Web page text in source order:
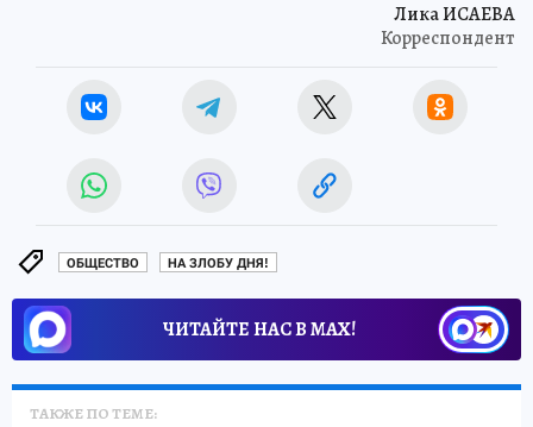
Лика ИСАЕВА
Корреспондент
ОБЩЕСТВО НА ЗЛОБУ ДНЯ!
ЧИТАЙТЕ НАС В МАХ!
ТАКЖЕ ПО ТЕМЕ: